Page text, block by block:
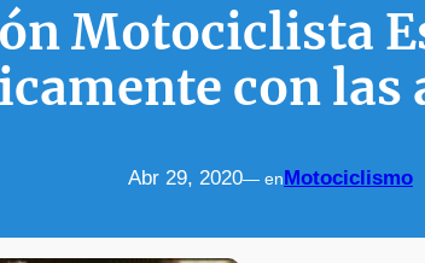
Motociclista
con las
Abr 29, 2020— enMotociclismo